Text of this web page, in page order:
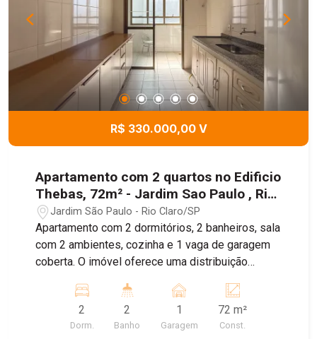
R$ 330.000,00 V
Apartamento com 2 quartos no Edificio
Thebas, 72m² - Jardim Sao Paulo , Rio
Claro/SP
Jardim São Paulo - Rio Claro/SP
Apartamento com 2 dormitórios, 2 banheiros, sala
com 2 ambientes, cozinha e 1 vaga de garagem
coberta. O imóvel oferece uma distribuição
e funcionalidade para o dia a dia.
2
Dorm.
2
Banho
1
Garagem
72 m²
Const.